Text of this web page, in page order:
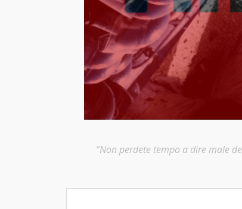
“Non perdete tempo a dire male